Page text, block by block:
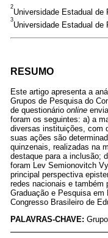
2
Universidade Estadual de
3
Universidade Estadual
RESUMO
Este artigo apresenta a
Grupos de Pesquisa do
de questionário online
foram os seguintes: a) a
diversas instituições, com
suas ações são
quinzenais, realizadas na
destaque para a inclusão;
foram Lev Semionovitch
principal perspectiva
redes nacionais e
Graduação e Pesquisa
Congresso Brasileiro de
PALAVRAS-CHAVE: